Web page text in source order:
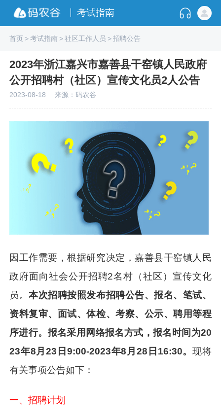
考试指南
首页>考试指南>社区工作人员 >招聘公告
2023年浙江嘉兴市嘉善县干窑镇人民政府
公开招聘村（社区）宣传文化员2人公告
2023-08-18 来源：码农谷
因工作需要，根据研究决定，嘉善县干窑镇人民
政府面向社会公开招聘2名村（社区）宣传文化
员。本次招聘按照发布招聘公告、报名、笔试、
资料复审、面试、体检、考察、公示、聘用等程
序进行。报名采用网络报名方式，报名时间为20
23年8月23日9:00-2023年8月28日16:30。现将
有关事项公告如下：
一、招聘计划